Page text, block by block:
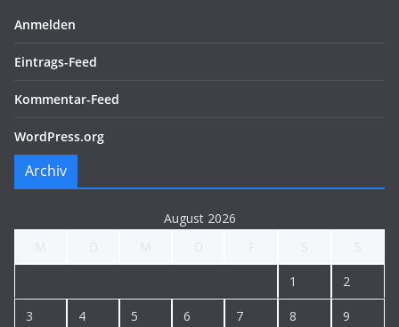
Anmelden
Eintrags-Feed
Kommentar-Feed
WordPress.org
Archiv
August 2026
1 2
3 4 5 6 7 8 9